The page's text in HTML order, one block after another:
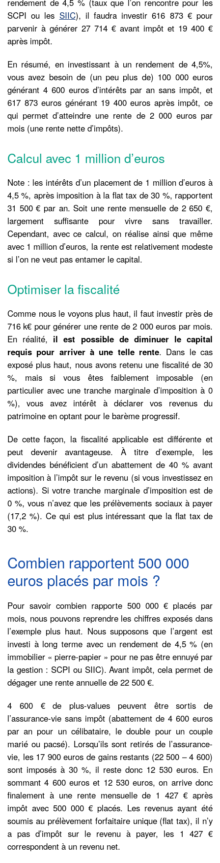
rendement de 4,5 % (taux que l’on rencontre pour les
SCPI ou les SIIC), il faudra investir 616 873 € pour
parvenir à générer 27 714 € avant impôt et 19 400 €
après impôt.
En résumé, en investissant à un rendement de 4,5%,
vous avez besoin de (un peu plus de) 100 000 euros
générant 4 600 euros d’intérêts par an sans impôt, et
617 873 euros générant 19 400 euros après impôt, ce
qui permet d’atteindre une rente de 2 000 euros par
mois (une rente nette d’impôts).
Calcul avec 1 million d’euros
Note : les intérêts d’un placement de 1 million d’euros à
4,5 %, après imposition à la flat tax de 30 %, rapportent
31 500 € par an. Soit une rente mensuelle de 2 650 €,
largement suffisante pour vivre sans travailler.
Cependant, avec ce calcul, on réalise ainsi que même
avec 1 million d’euros, la rente est relativement modeste
si l’on ne veut pas entamer le capital.
Optimiser la fiscalité
Comme nous le voyons plus haut, il faut investir près de
716 k€ pour générer une rente de 2 000 euros par mois.
En réalité, il est possible de diminuer le capital
requis pour arriver à une telle rente. Dans le cas
exposé plus haut, nous avons retenu une fiscalité de 30
%, mais si vous êtes faiblement imposable (en
particulier avec une tranche marginale d’imposition à 0
%), vous avez intérêt à déclarer vos revenus du
patrimoine en optant pour le barème progressif.
De cette façon, la fiscalité applicable est différente et
peut devenir avantageuse. À titre d’exemple, les
dividendes bénéficient d’un abattement de 40 % avant
imposition à l’impôt sur le revenu (si vous investissez en
actions). Si votre tranche marginale d’imposition est de
0 %, vous n’avez que les prélèvements sociaux à payer
(17,2 %). Ce qui est plus intéressant que la flat tax de
30 %.
Combien rapportent 500 000
euros placés par mois ?
Pour savoir combien rapporte 500 000 € placés par
mois, nous pouvons reprendre les chiffres exposés dans
l’exemple plus haut. Nous supposons que l’argent est
investi à long terme avec un rendement de 4,5 % (en
immobilier « pierre-papier » pour ne pas être ennuyé par
la gestion : SCPI ou SIIC). Avant impôt, cela permet de
dégager une rente annuelle de 22 500 €.
4 600 € de plus-values peuvent être sortis de
l’assurance-vie sans impôt (abattement de 4 600 euros
par an pour un célibataire, le double pour un couple
marié ou pacsé). Lorsqu’ils sont retirés de l’assurance-
vie, les 17 900 euros de gains restants (22 500 – 4 600)
sont imposés à 30 %, il reste donc 12 530 euros. En
sommant 4 600 euros et 12 530 euros, on arrive donc
finalement à une rente mensuelle de 1 427 € après
impôt avec 500 000 € placés. Les revenus ayant été
soumis au prélèvement forfaitaire unique (flat tax), il n’y
a pas d’impôt sur le revenu à payer, les 1 427 €
correspondent à un revenu net.